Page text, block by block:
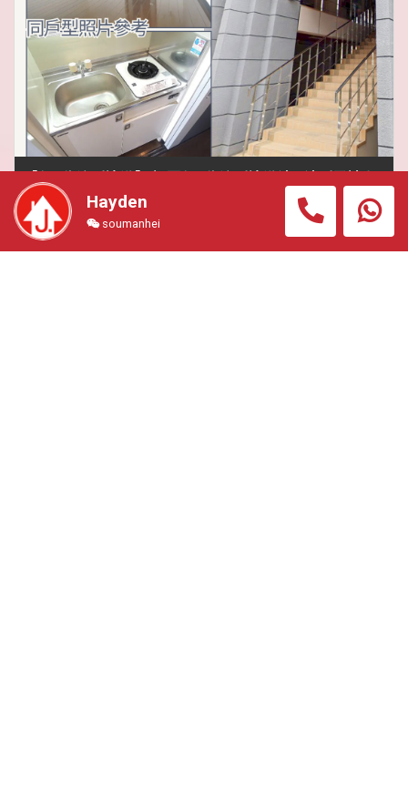
【行2分鐘到地鐵】 福岡行2分鐘到地鐵站,2站到天神 靚
間隔乾濕分離,高實際回報6%,總價42萬港幣
#FUK2051B
Hayden
soumanhei